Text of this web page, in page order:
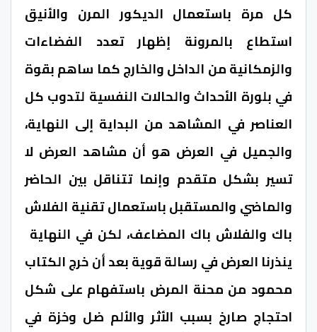
كل مرة باستعمال الديكور المرن والأنيق
استطاع بالمرونة إظهار تعدد الفضاءات
والزمكانية من الداخل والخارج كما ساهم بقوة
في بلورة الأحداث والحالات النفسية لتدوب كل
العناصر في المشاهد من البداية إلى النهاية،
والجميل في العرض هو أن مشاهد العرض لا
تسير بشكل متقدم وإنما تتناقل بين الحاضر
والماضي والمستقبل باستعمال تقنية الفلاش
باك والفلاش باك المضاعف، لكن في النهاية
ينذرنا العرض في رسالة قوية بعد أن خرج الكتاب
محمود من محنة المرض باستفهام على شكل
احتجاج صارخ بسبب الأثر والألم ضل وخزة في